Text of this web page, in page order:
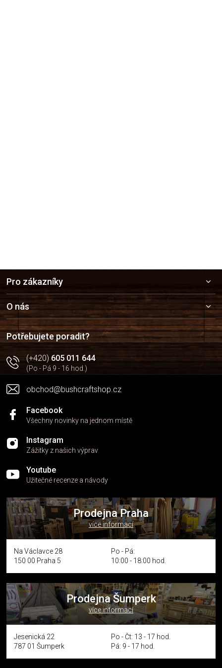
a
t
í
Pro zákazníky
O nás
Potřebujete poradit?
(+420)605 011 644
(Po - Pá 9 - 16 hod.)
obchod@bushcraftshop.cz
Facebook
Všechny novinky na jednom místě
Instagram
Zážitky z našich výprav
Youtube
Užitečné recenze a návody
Prodejna Praha
více informací
Na Václavce 28
150 00 Praha 5
Po - Pá:
10:00 - 18:00 hod.
Prodejna Šumperk
více informací
Jesenická 22
787 01 Šumperk
Po - Čt: 13 - 17 hod.
Pá: 9 - 17 hod.